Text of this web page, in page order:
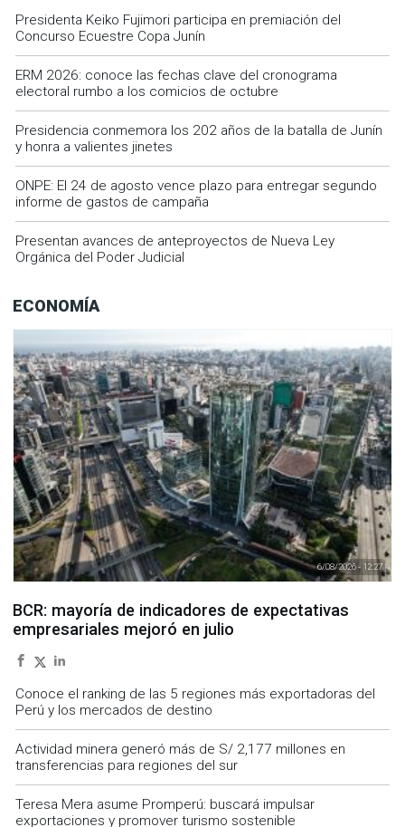
Presidenta Keiko Fujimori participa en premiación del
Concurso Ecuestre Copa Junín
ERM 2026: conoce las fechas clave del cronograma
electoral rumbo a los comicios de octubre
Presidencia conmemora los 202 años de la batalla de Junín
y honra a valientes jinetes
ONPE: El 24 de agosto vence plazo para entregar segundo
informe de gastos de campaña
Presentan avances de anteproyectos de Nueva Ley
Orgánica del Poder Judicial
ECONOMÍA
6/08/2026 - 12:27
BCR: mayoría de indicadores de expectativas
empresariales mejoró en julio
Conoce el ranking de las 5 regiones más exportadoras del
Perú y los mercados de destino
Actividad minera generó más de S/ 2,177 millones en
transferencias para regiones del sur
Teresa Mera asume Promperú: buscará impulsar
exportaciones y promover turismo sostenible